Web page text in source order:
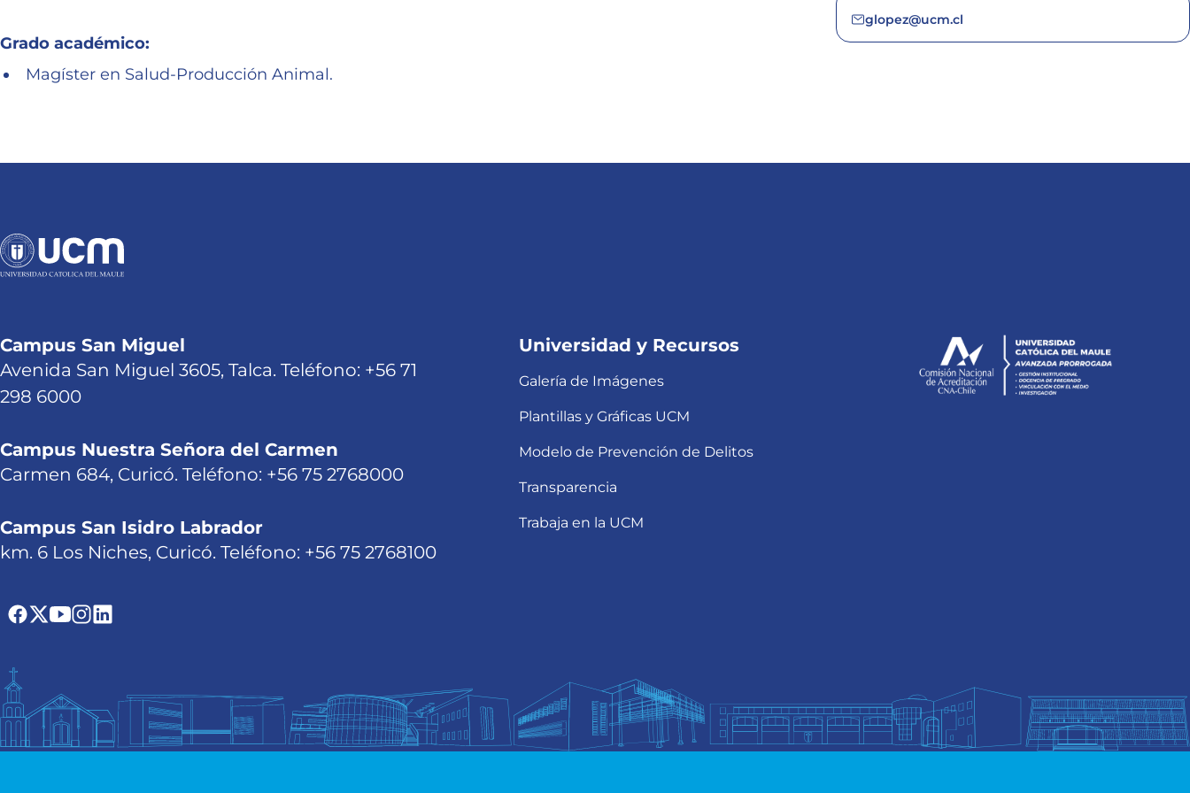
Grado académico:
Magíster en Salud-Producción Animal.
glopez@ucm.cl
Campus San Miguel
Avenida San Miguel 3605, Talca. Teléfono: +56 71
298 6000
Campus Nuestra Señora del Carmen
Carmen 684, Curicó. Teléfono: +56 75 2768000
Campus San Isidro Labrador
km. 6 Los Niches, Curicó. Teléfono: +56 75 2768100
Universidad y Recursos
Galería de Imágenes
Plantillas y Gráficas UCM
Modelo de Prevención de Delitos
Transparencia
Trabaja en la UCM